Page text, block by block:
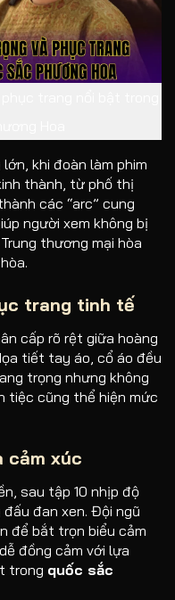
khi đoàn làm phim
thành, từ phố thị
các “arc” cung
người xem không bị
thương mại hòa
trang tinh tế
cấp rõ rệt giữa hoàng
tiết tay áo, cổ áo đều
trọng nhưng không
tiệc cũng thể hiện mức
cảm xúc
sau tập 10 nhịp độ
đan xen. Đội ngũ
để bắt trọn biểu cảm
đồng cảm với lựa
trong quốc sắc